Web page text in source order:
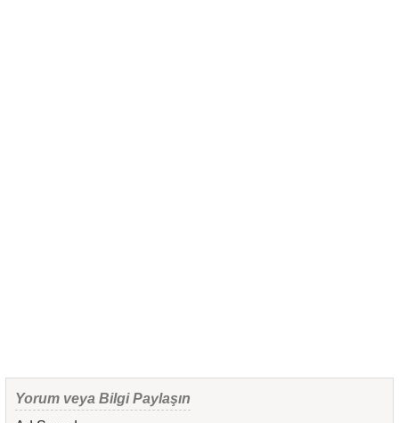
Yorum veya Bilgi Paylaşın